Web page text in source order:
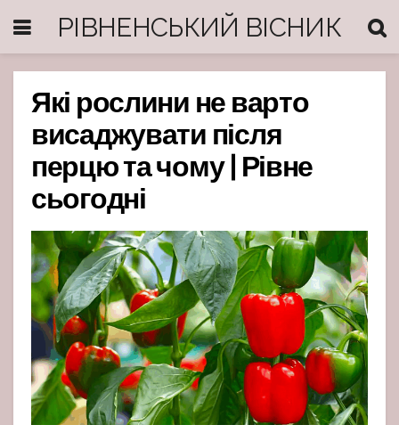
РІВНЕНСЬКИЙ ВІСНИК
Які рослини не варто
висаджувати після
перцю та чому | Рівне
сьогодні